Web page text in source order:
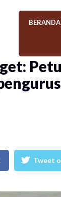
BERANDA
Tweet